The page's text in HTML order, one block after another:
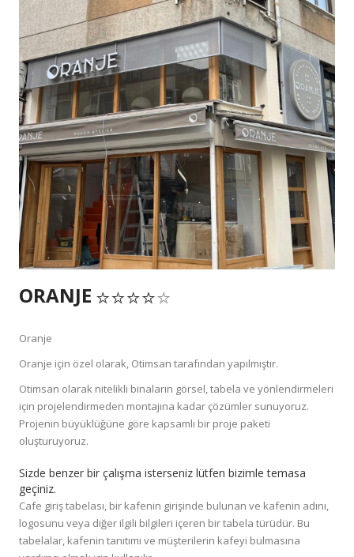
ORANJE
Oranje
Oranje için özel olarak, Otimsan tarafından yapılmıştır.
Otimsan olarak nitelikli binaların görsel, tabela ve yönlendirmeleri
için projelendirmeden montajına kadar çözümler sunuyoruz.
Projenin büyüklüğüne göre kapsamlı bir proje paketi
oluşturuyoruz.
Sizde benzer bir çalışma isterseniz lütfen bizimle temasa
geçiniz.
Cafe giriş tabelası, bir kafenin girişinde bulunan ve kafenin adını,
logosunu veya diğer ilgili bilgileri içeren bir tabela türüdür. Bu
tabelalar, kafenin tanıtımı ve müşterilerin kafeyi bulmasına